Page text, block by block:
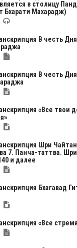
в столицу
Бхарати Махарадж)
В честь
В честь
«Все твои
Шри
7. Панча-таттва.
и далее
Бхагавад
«Все